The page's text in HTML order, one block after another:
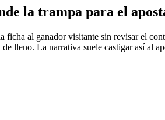
la trampa para el
ficha al ganador visitante sin revisar el
de lleno. La narrativa suele castigar así al